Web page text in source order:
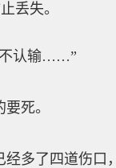
丢失。
认输……”
死。
了四道伤口